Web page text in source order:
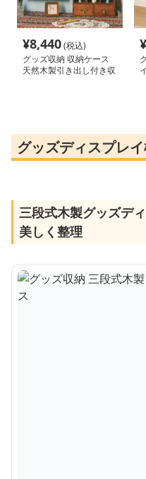
¥8,440(税込)
グッズ収納 収納ケース
天然木製引き出し付き収
¥
グッズディスプレ
三段式木製グッズデ
美しく整理